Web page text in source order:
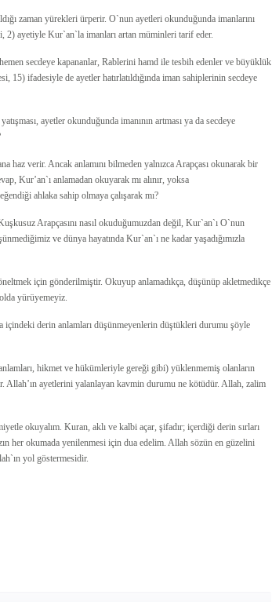
zaman yürekleri ürperir. O`nun ayetleri okunduğunda imanlarını
2) ayetiyle Kur`an`la imanları artan müminleri tarif eder.
secdeye kapananlar, Rablerini hamd ile tesbih edenler ve büyüklük
15) ifadesiyle de ayetler hatırlatıldığında iman sahiplerinin secdeye
ayetler okunduğunda imanının artması ya da secdeye
haz verir. Ancak anlamını bilmeden yalnızca Arapçası okunarak bir
Kur’an`ı anlamadan okuyarak mı alınır, yoksa
ahlaka sahip olmaya çalışarak mı?
Arapçasını nasıl okuduğumuzdan değil, Kur`an`ı O`nun
ve dünya hayatında Kur`an`ı ne kadar yaşadığımızla
için gönderilmiştir. Okuyup anlamadıkça, düşünüp akletmedikçe
yürüyemeyiz.
derin anlamları düşünmeyenlerin düştükleri durumu şöyle
hikmet ve hükümleriyle gereği gibi) yüklenmemiş olanların
ayetlerini yalanlayan kavmin durumu ne kötüdür. Allah, zalim
okuyalım. Kuran, aklı ve kalbi açar, şifadır; içerdiği derin sırları
her okumada yenilenmesi için dua edelim. Allah sözün en güzelini
yol göstermesidir.